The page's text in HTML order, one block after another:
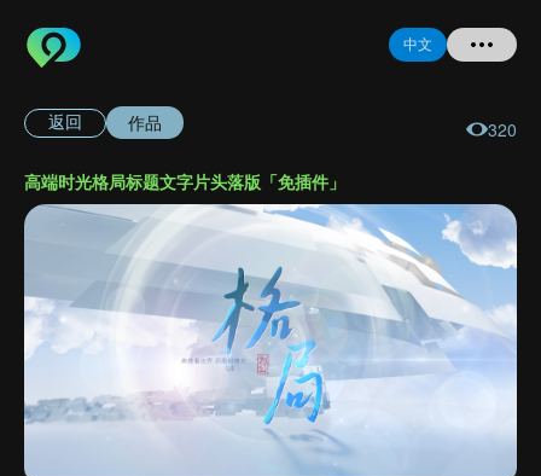
中文
登录
注册
返回 作品 320
高端时光格局标题文字片头落版「免插件」